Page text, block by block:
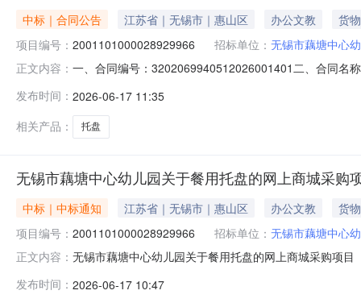
中标｜合同公告 江苏省｜无锡市｜惠山区 办公文教
货物
项目编号： 2001101000028929966 招标单位： 无锡市藕塘中心
正文内容： 一、合同编号：3202069940512026001401二、合同名
新吴区香梅花园200-5联系方式：13861876665六、合
发布时间： 2026-06-17 11:35
相关产品：
托盘
无锡市藕塘中心幼儿园关于餐用托盘的网上商城采购
中标｜中标通知 江苏省｜无锡市｜惠山区 办公文教
货物
项目编号： 2001101000028929966 招标单位： 无锡市藕塘中心
正文内容： 无锡市藕塘中心幼儿园关于餐用托盘的网上商城采购项
政区划编码:320206项目所在行政区划名称:江苏省无锡
发布时间： 2026-06-17 10:47